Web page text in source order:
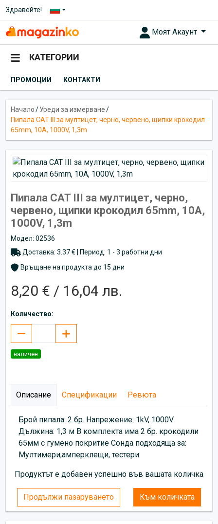
Здравейте!
Моят Акаунт
КАТЕГОРИИ
ПРОМОЦИИ КОНТАКТИ
Начало/Уреди за измерване/
Пипала CAT III за мултицет, черно, червено, щипки крокодил
65mm, 10A, 1000V, 1,3m
Пипала CAT III за мултицет, черно,
червено, щипки крокодил 65mm, 10A,
1000V, 1,3m
Модел: 02536
Доставка: 3.37 € | Период: 1 - 3 работни дни
Връщане на продукта до 15 дни
8,20 € / 16,04 лв.
Количество:
наличен
Описание Спецификации Ревюта
Брой пипала: 2 бр. Напрежение: 1kV, 1000V
Дължина: 1,3 м В комплекта има 2 бр. крокодили
65мм с гумено покритие Сонда подходяща за:
Мултимери,амперклещи, тестери
Продуктът е добавен успешно във вашата количка
Продължи пазаруването Към количката